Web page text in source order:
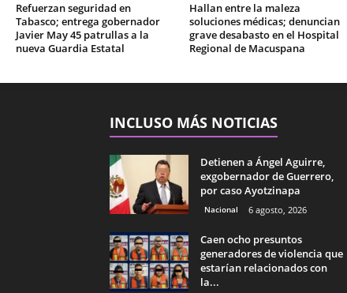
Refuerzan seguridad en
Tabasco; entrega gobernador
Javier May 45 patrullas a la
nueva Guardia Estatal
Hallan entre la maleza
soluciones médicas; denuncian
grave desabasto en el Hospital
Regional de Macuspana
INCLUSO MÁS NOTICIAS
Detienen a Ángel Aguirre,
exgobernador de Guerrero,
por caso Ayotzinapa
Nacional 6 agosto, 2026
Caen ocho presuntos
generadores de violencia que
estarían relacionados con
la...